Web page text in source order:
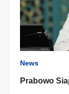
News
Prabowo